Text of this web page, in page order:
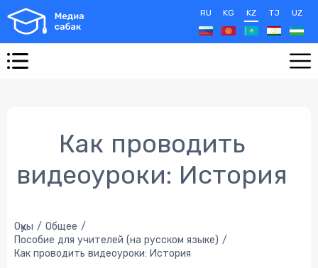
RU KG KZ TJ UZ
Как проводить
видеоуроки: История
Оқуы
Общее
Пособие для учителей (на русском языке)
Как проводить видеоуроки: История